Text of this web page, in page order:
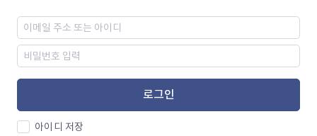
로그인
아이디 저장